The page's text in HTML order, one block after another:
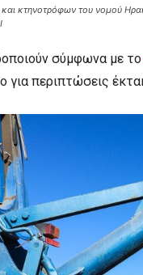
και κτηνοτρόφων του νομού
σύμφωνα με το
για περιπτώσεις